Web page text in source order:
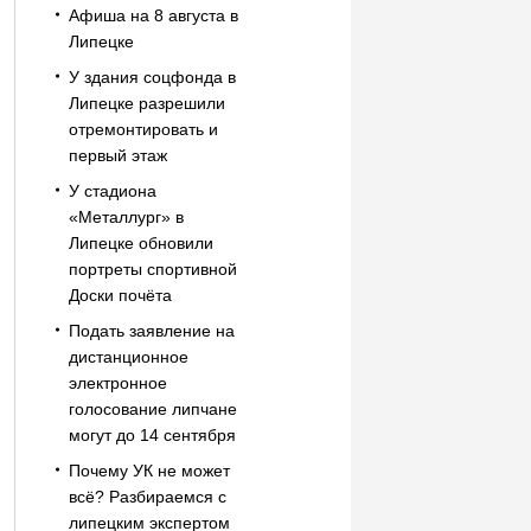
Афиша на 8 августа в
Липецке
У здания соцфонда в
Липецке разрешили
отремонтировать и
первый этаж
У стадиона
«Металлург» в
Липецке обновили
портреты спортивной
Доски почёта
Подать заявление на
дистанционное
электронное
голосование липчане
могут до 14 сентября
Почему УК не может
всё? Разбираемся с
липецким экспертом